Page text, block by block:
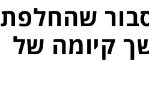
שהחלפת
קיומה של